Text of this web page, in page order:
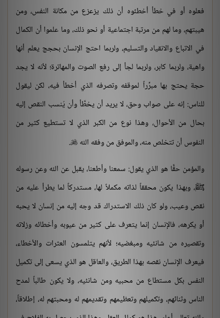
فعلوه أو في خطأ أخطئوه أن ذلك يزعزع من مكانة النفس، ومن
هيبتهم، وما لهم من مرتبة اجتماعية أو نحو ذلك، وما علموا أن الكمال
في الاتباع والانقياد والتسليم، ولربما احتج الإنسان بحجج يعلم أنها
واهية، ولربما كابر، ولربما لجأ إلى رفع الصوت والمهاترة؛ لأنه لا يجد
حجة يحتج بها مبرِّراً لموقفه وتصرفه الذي أخطأ فيه، لكن ليقول
للناس: إنه على صواب وحق، لا يريد أن يخطَّأ وأن يُنسب النقص إليه
بحال من الأحوال، وهذا نوع من الكبر الذي لا تستطيع كثير من
النفوس أن تتخلص منه، والموفق من وفقه الله 
.
والمؤمن حقًّا هو الذي يقول: سمعنا وأطعنا، يقبل عن الله وعن رسوله
ﷺ، وبهذا يكون محققاً لذاته مكملاً لها، مستدركاً لما يطرأ عليه من
نقص وعيب، ولو كان ذلك الاستدراك قد وجه إليه من إنسان لا يحبه
أو يكرهه، فالإنسان إنما يتعرف على كثير من عيوبه وأخطائه وزلاته
وتقصيره من شانئيه ومبغضيه؛ لأنهم يتلمسون العثرات والأخطاء،
فيعرف الإنسان نقصه بهذا الطريق، والعاقل هو الذي يسعى إلى تكميل
النفس بكل مستطاع من محبيه ومن شانئيه، ولا يكون طالباً لمدح
الناس وثنائهم، وتكميلهم وتعظيمهم وتقديمهم له ومحبتهم له، إطلاقاً،